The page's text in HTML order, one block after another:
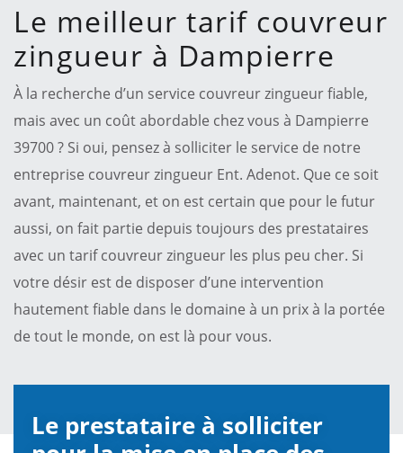
Le meilleur tarif couvreur
zingueur à Dampierre
À la recherche d’un service couvreur zingueur fiable,
mais avec un coût abordable chez vous à Dampierre
39700 ? Si oui, pensez à solliciter le service de notre
entreprise couvreur zingueur Ent. Adenot. Que ce soit
avant, maintenant, et on est certain que pour le futur
aussi, on fait partie depuis toujours des prestataires
avec un tarif couvreur zingueur les plus peu cher. Si
votre désir est de disposer d’une intervention
hautement fiable dans le domaine à un prix à la portée
de tout le monde, on est là pour vous.
Le prestataire à solliciter